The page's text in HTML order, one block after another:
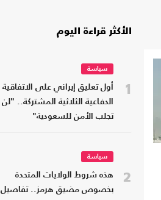
الأكثر قراءة اليوم
1
سياسة
أول تعليق إيراني على الاتفاقية
الدفاعية الثلاثية المشتركة.. "لن
تجلب الأمن للسعودية"
2
سياسة
هذه شروط الولايات المتحدة
بخصوص مضيق هرمز.. تفاصيل